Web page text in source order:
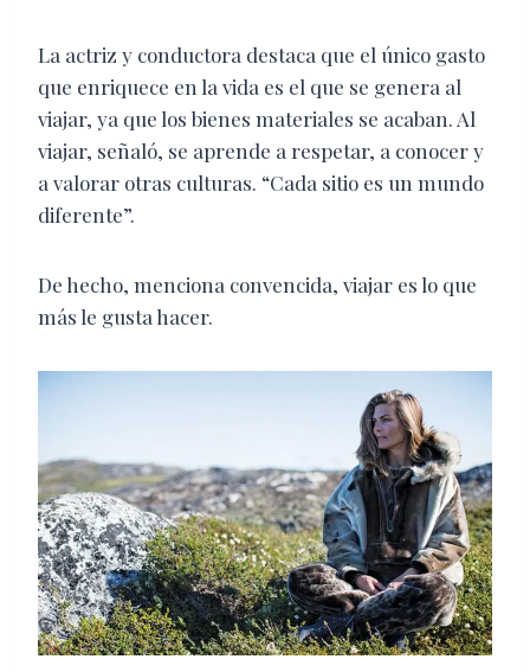
La actriz y conductora destaca que el único gasto
que enriquece en la vida es el que se genera al
viajar, ya que los bienes materiales se acaban. Al
viajar, señaló, se aprende a respetar, a conocer y
a valorar otras culturas. “Cada sitio es un mundo
diferente”.
De hecho, menciona convencida, viajar es lo que
más le gusta hacer.